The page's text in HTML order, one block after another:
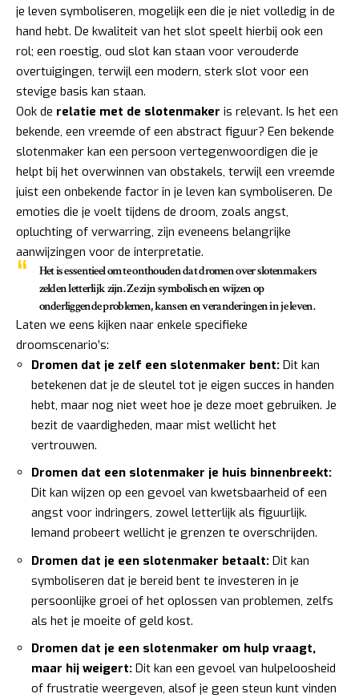
je leven symboliseren, mogelijk een die je niet volledig in de
hand hebt. De kwaliteit van het slot speelt hierbij ook een
rol; een roestig, oud slot kan staan voor verouderde
overtuigingen, terwijl een modern, sterk slot voor een
stevige basis kan staan.
Ook de relatie met de slotenmaker is relevant. Is het een
bekende, een vreemde of een abstract figuur? Een bekende
slotenmaker kan een persoon vertegenwoordigen die je
helpt bij het overwinnen van obstakels, terwijl een vreemde
juist een onbekende factor in je leven kan symboliseren. De
emoties die je voelt tijdens de droom, zoals angst,
opluchting of verwarring, zijn eveneens belangrijke
aanwijzingen voor de interpretatie.
Het is essentieel om te onthouden dat dromen over slotenmakers
zelden letterlijk zijn. Ze zijn symbolisch en wijzen op
onderliggende problemen, kansen en veranderingen in je leven.
Laten we eens kijken naar enkele specifieke
droomscenario’s:
Dromen dat je zelf een slotenmaker bent: Dit kan
betekenen dat je de sleutel tot je eigen succes in handen
hebt, maar nog niet weet hoe je deze moet gebruiken. Je
bezit de vaardigheden, maar mist wellicht het
vertrouwen.
Dromen dat een slotenmaker je huis binnenbreekt:
Dit kan wijzen op een gevoel van kwetsbaarheid of een
angst voor indringers, zowel letterlijk als figuurlijk.
Iemand probeert wellicht je grenzen te overschrijden.
Dromen dat je een slotenmaker betaalt: Dit kan
symboliseren dat je bereid bent te investeren in je
persoonlijke groei of het oplossen van problemen, zelfs
als het je moeite of geld kost.
Dromen dat je een slotenmaker om hulp vraagt,
maar hij weigert: Dit kan een gevoel van hulpeloosheid
of frustratie weergeven, alsof je geen steun kunt vinden